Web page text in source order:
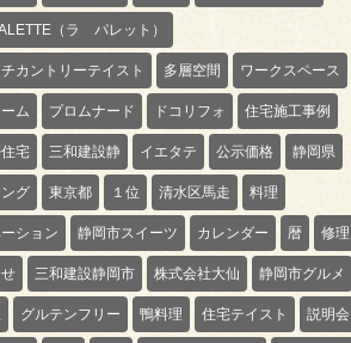
（ラ パレット）
カントリーテイスト 多層空間 ワークスペース
ム プロムナード ドコリフォ 住宅施工事例
宅 三和建設静 イエタテ 公示価格 静岡県
グ 東京都 １位 清水区馬走 料理
ション 静岡市スイーツ カレンダー 暦 修理
三和建設静岡市 株式会社大仙 静岡市グルメ
グルテンフリー 鴨料理 住宅テイスト 説明会